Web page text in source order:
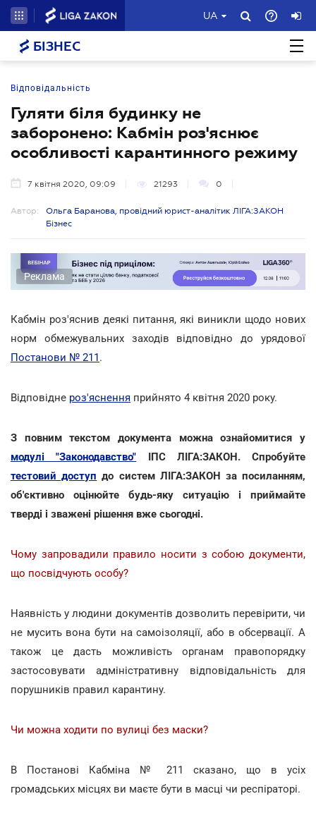
UA
БІЗНЕС
Відповідальність
Гуляти біля будинку не
заборонено: Кабмін роз'яснює
особливості карантинного режиму
7 квітня 2020, 09:09 21293 0
Автор:
Ольга Баранова, провідний юрист-аналітик ЛІГА:ЗАКОН
Бізнес
Реклама
Кабмін роз'яснив деякі питання, які виникли щодо нових
норм обмежувальних заходів відповідно до урядової
Постанови № 211.
Відповідне роз'яснення прийнято 4 квітня 2020 року.
З повним текстом документа можна ознайомитися у
модулі "Законодавство" ІПС ЛІГА:ЗАКОН. Спробуйте
тестовий доступ до систем ЛІГА:ЗАКОН за посиланням,
об'єктивно оцінюйте будь-яку ситуацію і приймайте
тверді і зважені рішення вже сьогодні.
Чому запровадили правило носити з собою документи,
що посвідчують особу?
Наявність у людини документів дозволить перевірити, чи
не мусить вона бути на самоізоляції, або в обсервації. А
також це дасть можливість органам правопорядку
застосовувати адміністративну відповідальність для
порушників правил карантину.
Чи можна ходити по вулиці без маски?
В Постанові Кабміна № 211 сказано, що в усіх
громадських місцях ви маєте бути в масці чи респіраторі.